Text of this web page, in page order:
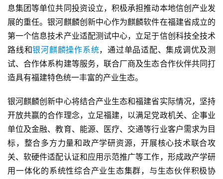
息集团等单位共同投资设立，积极承担推动本地信创产业发
展的重任。银河麒麟创新中心作为麒麟软件在福建省成立的
第一个信息技术产业适配测试中心，立足于信创科技全技术
路线和银河麒麟操作系统，通过单品适配、集成调优及测
试、合作体系构建等服务，联合厂商及生态合作伙伴共同打
造具有福建特色统一丰富的产业生态。
银河麒麟创新中心将结合产业生态和福建省实际情况，坚持
开放共赢的合作理念，立足福建，以满足党政机关、企事业
单位及金融、教育、能源、医疗、交通等行业客户需求为目
标，整合多方力量和政产学研资源，开展核心技术联合攻
关、软硬件适配认证和应用示范推广等工作，形成政产学研
用一体化的系统性综合产业生态集群，与生态伙伴积极协